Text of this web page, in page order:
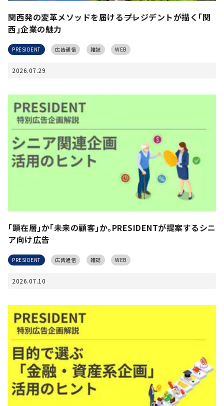
関西発の変革メソッドを届ける――プレジデントが描く｢関
西｣企業の魅力
PRESIDENT 広告通信 雑誌 WEB
2026.07.29
｢顕在層｣か｢未来の顧客｣か｡PRESIDENTが提案するシニ
ア向け広告
PRESIDENT 広告通信 雑誌 WEB
2026.07.10